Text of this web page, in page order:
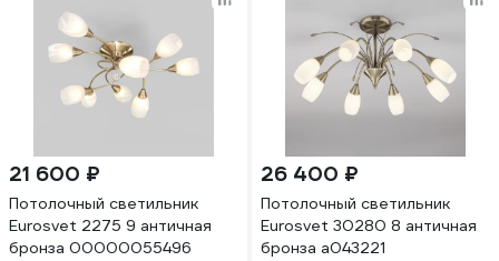
21 600 ₽
Потолочный светильник
Eurosvet 2275 9 античная
бронза 00000055496
26 400 ₽
Потолочный светильник
Eurosvet 30280 8 античная
бронза a043221